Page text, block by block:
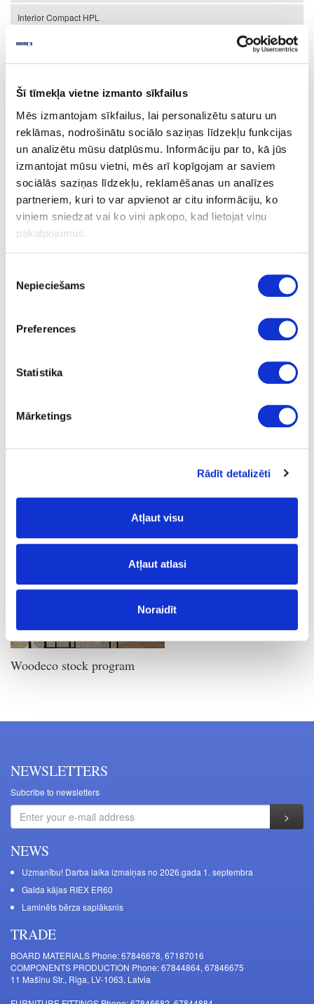
Šī tīmekļa vietne izmanto sīkfailus
Mēs izmantojam sīkfailus, lai personalizētu saturu un
reklāmas, nodrošinātu sociālo saziņas līdzekļu funkcijas
un analizētu mūsu datplūsmu. Informāciju par to, kā jūs
izmantojat mūsu vietni, mēs arī kopīgojam ar saviem
sociālās saziņas līdzekļu, reklamēšanas un analīzes
partneriem, kuri to var apvienot ar citu informāciju, ko
viņiem sniedzat vai ko viņi apkopo, kad lietojat viņu
pakalpojumus.
izvēle
Nepieciešams
Preferences
Statistika
Mārketings
Rādīt detalizēti
Atļaut visu
Atļaut atlasi
Noraidīt
Interior Compact HPL
Matt PET/PP MDF boards
Design MDF boards
Acrylic materials
High pressure laminates (HPL)
Drawer bottoms Grip
Solid wood panels
Veneered boards
High, medium and low density fibreboards (HDF, MDF, LDF)
Edge bandings
Board materials
Melamine faced chipboards (MFC)
Woodeco stock program
NEWSLETTERS
Subcribe to newsletters
NEWS
Uzmanību! Darba laika izmaiņas no 2026.gada 1. septembra
Galda kājas RIEX ER60
Laminēts bērza saplāksnis
TRADE
BOARD MATERIALS Phone: 67846678, 67187016
COMPONENTS PRODUCTION Phone: 67844864, 67846675
11 Mašīnu Str., Riga, LV-1063, Latvia